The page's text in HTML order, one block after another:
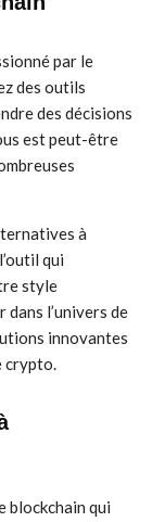
par le
des outils
des décisions
est peut-être
à
qui
style
l’univers de
innovantes
crypto.
blockchain qui